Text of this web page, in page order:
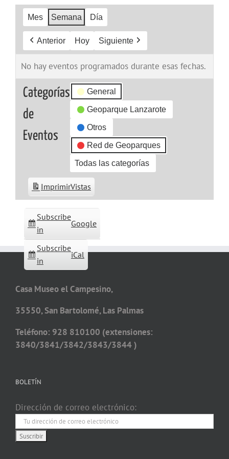
Mes Semana Día
Anterior Hoy Siguiente
No hay eventos programados durante esas fechas.
Categorías
de
Eventos
General
Geoparque Lanzarote
Otros
Red de Geoparques
Todas las categorías
Subscribe
in
Google
Subscribe
in
iCal
ImprimirVistas
Casa Museo el Campesino,
35550, San Bartolomé, Las Palmas
Teléfono: 928 810100 (extensiones:
3840/3841/3842/3843/3844 )
BOLETÍN
Dirección de correo electrónico: